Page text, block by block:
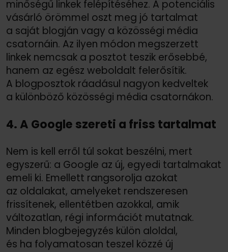
minőségű linkek felépítéséhez. A potenciális
vásárló örömmel oszt meg jó tartalmat
a saját blogján vagy a közösségi média
csatornáin. Az ilyen módon megszerzett
linkek nemcsak a posztot teszik erősebbé,
hanem az egész weboldalt felerősítik.
A blogposztok ráadásul nagyon kedveltek
a különböző közösségi média csatornákon.
4. A Google szereti a friss tartalmat
Nem is kell erről túl sokat beszélni, mert
egyszerű: a Google az új, egyedi tartalmakat
emeli ki. Emellett rangsorolja azokat
az oldalakat, amelyeket rendszeresen
frissítenek, ellentétben azokkal, amik
változatlan, régi információt mutatnak.
Minden blogbejegyzés külön aloldal,
és ha folyamatosan teszel közzé új